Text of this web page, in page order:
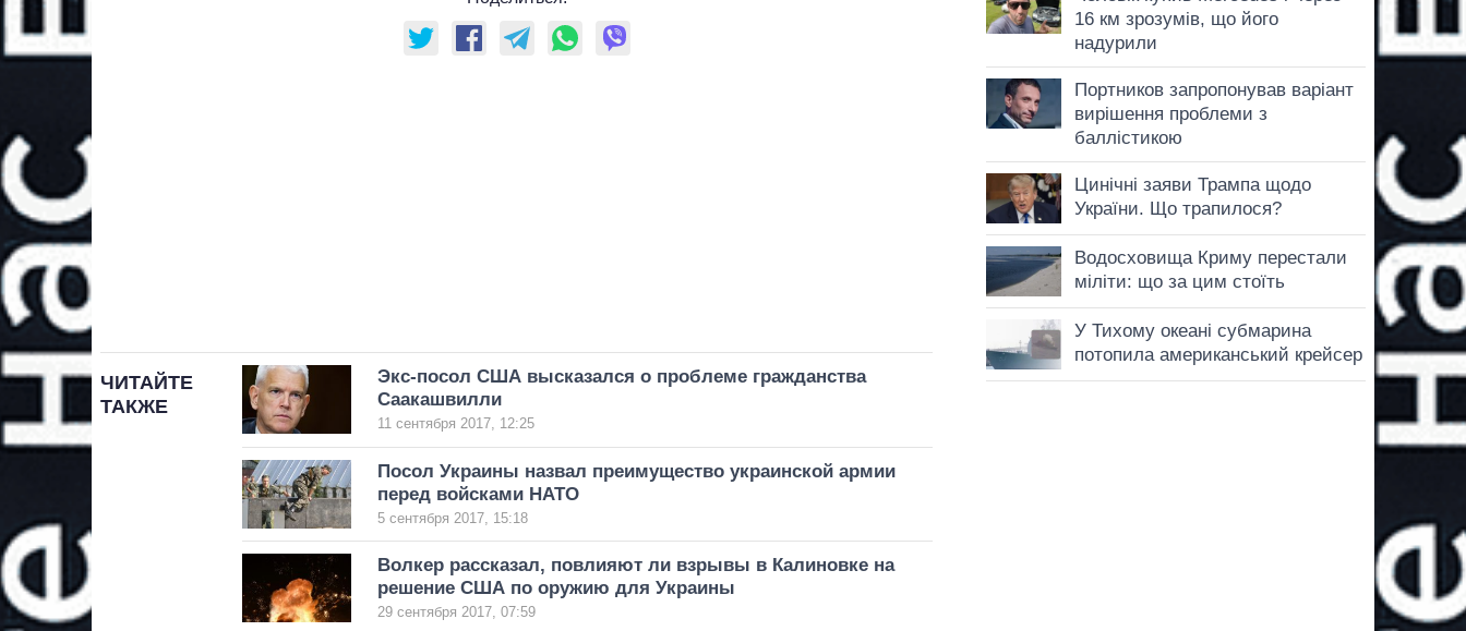
ЧИТАЙТЕ
ТАКЖЕ
Экс-посол США высказался о проблеме гражданства
Саакашвилли
11 сентября 2017, 12:25
Посол Украины назвал преимущество украинской армии
перед войсками НАТО
5 сентября 2017, 15:18
Волкер рассказал, повлияют ли взрывы в Калиновке на
решение США по оружию для Украины
29 сентября 2017, 07:59